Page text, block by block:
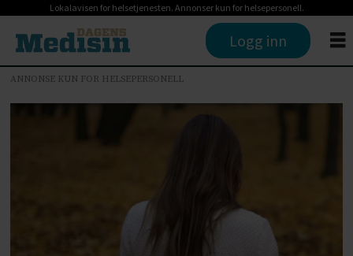
Lokalavisen for helsetjenesten. Annonser kun for helsepersonell.
Logg inn
ANNONSE KUN FOR HELSEPERSONELL